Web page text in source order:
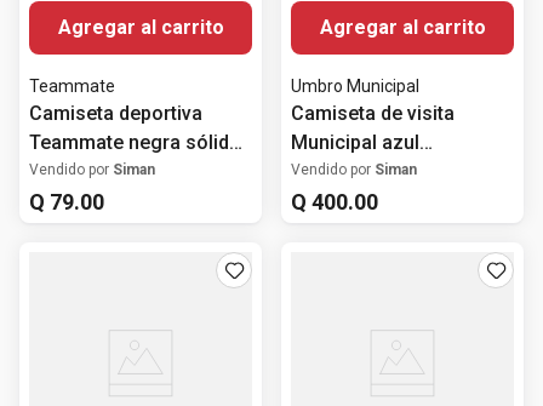
Agregar al carrito
Teammate
Camiseta deportiva
Teammate negra sólida
para hombre
Vendido por Siman
Q 79.00
Agregar al carrito
Umbro Municipal
Camiseta de visita
Municipal azul
estampada 2025-2026
para hombre
Vendido por Siman
Q 400.00